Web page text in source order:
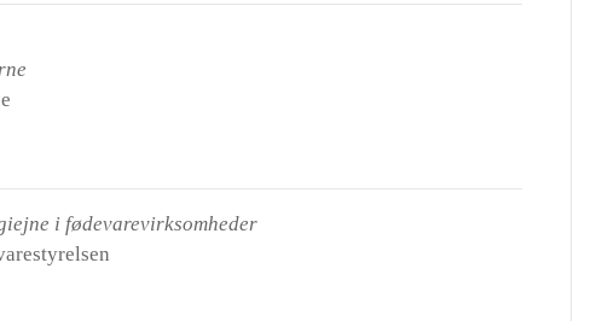
i fødevarevirksomheder